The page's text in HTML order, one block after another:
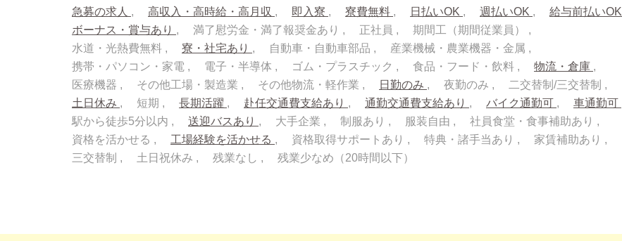
急募の求人
高収入・高時給・高月収 即入寮 寮費無料 日払いOK 週払いOK
給与前払いOK
ボーナス・賞与あり
満了慰労金・満了報奨金あり 正社員
期間工（期間従業員）
水道・光熱費無料
寮・社宅あり 自動車・自動車部品
産業機械・農業機器・金属
携帯・パソコン・家電
電子・半導体 ゴム・プラスチック 食品・フード・飲料
物流・倉庫
医療機器
その他工場・製造業 その他物流・軽作業 日勤のみ 夜勤のみ
二交替制/三交替制
土日休み
短期 長期活躍 赴任交通費支給あり 通勤交通費支給あり バイク通勤可
車通勤可
駅から徒歩5分以内
送迎バスあり 大手企業 制服あり 服装自由
社員食堂・食事補助あり
資格を活かせる
工場経験を活かせる 資格取得サポートあり 特典・諸手当あり
家賃補助あり
三交替制
土日祝休み 残業なし 残業少なめ（20時間以下）